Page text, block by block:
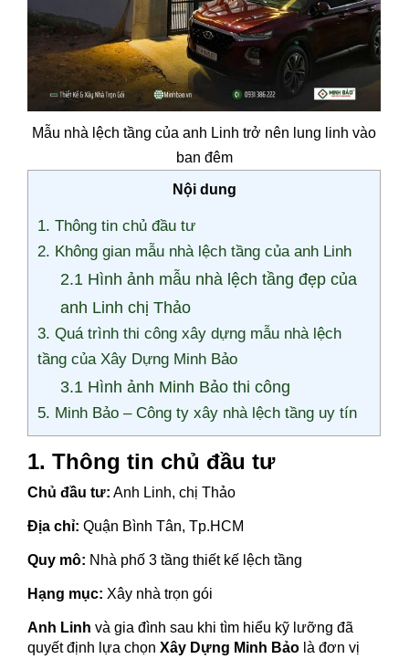
Mẫu nhà lệch tầng của anh Linh trở nên lung linh vào
ban đêm
Nội dung
1. Thông tin chủ đầu tư
2. Không gian mẫu nhà lệch tầng của anh Linh
2.1 Hình ảnh mẫu nhà lệch tầng đẹp của
anh Linh chị Thảo
3. Quá trình thi công xây dựng mẫu nhà lệch
tầng của Xây Dựng Minh Bảo
3.1 Hình ảnh Minh Bảo thi công
5. Minh Bảo – Công ty xây nhà lệch tầng uy tín
1. Thông tin chủ đầu tư
Chủ đầu tư: Anh Linh, chị Thảo
Địa chỉ: Quận Bình Tân, Tp.HCM
Quy mô: Nhà phố 3 tầng thiết kế lệch tầng
Hạng mục: Xây nhà trọn gói
Anh Linh và gia đình sau khi tìm hiểu kỹ lưỡng đã
quyết định lựa chọn Xây Dựng Minh Bảo là đơn vị